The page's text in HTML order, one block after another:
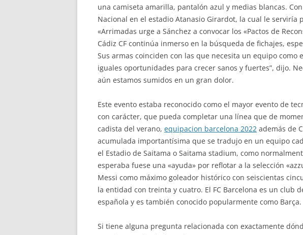
una camiseta amarilla, pantalón azul y medias blancas.
Nacional en el estadio Atanasio Girardot, la cual le
«Arrimadas urge a Sánchez a convocar los «Pactos de
Cádiz CF continúa inmerso en la búsqueda de fichajes,
Sus armas coinciden con las que necesita un equipo
iguales oportunidades para crecer sanos y fuertes”, dijo.
aún estamos sumidos en un gran dolor.
Este evento estaba reconocido como el mayor evento de
con carácter, que pueda completar una línea que de
cadista del verano, equipacion barcelona 2022 además de
acumulada importantísima que se tradujo en un equipo
el Estadio de Saitama o Saitama stadium, como
esperaba fuese una «ayuda» por reflotar a la selección
Messi como máximo goleador histórico con seiscientas
la entidad con treinta y cuatro. El FC Barcelona es un club
española y es también conocido popularmente como Barça.
Si tiene alguna pregunta relacionada con exactamente